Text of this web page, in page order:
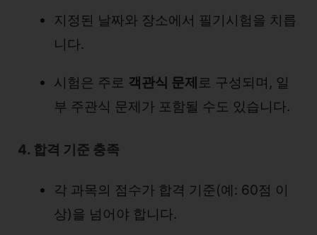
지정된 날짜와 장소에서 필기시험을 치릅
니다.
시험은 주로 객관식 문제 로 구성되며, 일
부 주관식 문제가 포함될 수도 있습니다.
4. 합격 기준 충족
각 과목의 점수가 합격 기준(예: 60점 이
상)을 넘어야 합니다.